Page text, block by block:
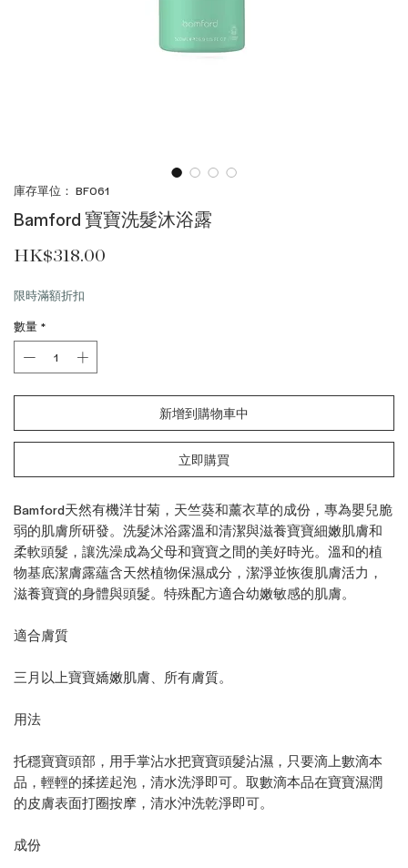
庫存單位： BF061
Bamford 寶寶洗髮沐浴露
HK$318.00
限時滿額折扣
數量 *
新增到購物車中
立即購買
Bamford天然有機洋甘菊，天竺葵和薰衣草的成份，專為嬰兒脆
弱的肌膚所研發。洗髮沐浴露溫和清潔與滋養寶寶細嫩肌膚和
柔軟頭髮，讓洗澡成為父母和寶寶之間的美好時光。溫和的植
物基底潔膚露蘊含天然植物保濕成分，潔淨並恢復肌膚活力，
滋養寶寶的身體與頭髮。特殊配方適合幼嫩敏感的肌膚。
適合膚質
三月以上寶寶嬌嫩肌膚、所有膚質。
用法
托穩寶寶頭部，用手掌沾水把寶寶頭髮沾濕，只要滴上數滴本
品，輕輕的揉搓起泡，清水洗淨即可。取數滴本品在寶寶濕潤
的皮膚表面打圈按摩，清水沖洗乾淨即可。
成份